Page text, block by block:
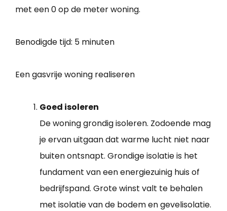
met een 0 op de meter woning.
Benodigde tijd: 5 minuten
Een gasvrije woning realiseren
Goed isoleren
De woning grondig isoleren. Zodoende mag
je ervan uitgaan dat warme lucht niet naar
buiten ontsnapt. Grondige isolatie is het
fundament van een energiezuinig huis of
bedrijfspand. Grote winst valt te behalen
met isolatie van de bodem en gevelisolatie.